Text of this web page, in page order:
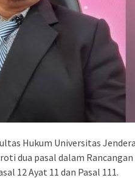
Hukum Universitas
dua pasal dalam
12 Ayat 11 dan Pasal 111.